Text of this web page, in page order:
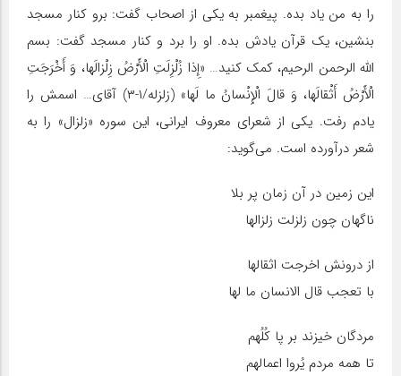
را به من یاد بده. پیغمبر به یکی از اصحاب گفت: برو کنار مسجد
بنشین، یک قرآن یادش بده. او را برد و کنار مسجد گفت: بسم
الله الرحمن الرحیم، کمک کنید… «إِذا زُلْزِلَتِ‏ الْأَرْضُ زِلْزالَها، وَ أَخْرَجَتِ
الْأَرْضُ أَثْقالَها، وَ قالَ الْإِنْسانُ ما لَها» (زلزله/۱-۳) آقای… اسمش را
یادم رفت. یکی از شعرای معروف ایرانی، این سوره «زلزال» را به
شعر درآورده است. می‌گوید:
این زمین در آن زمان پر بلا
ناگهان چون زلزلت زلزالها
از درونش اخرجت اثقالها
با تعجب قال الانسان ما لها
مردگان خیزند بر پا کُلُهم
تا همه مردم یُروا اعمالهم